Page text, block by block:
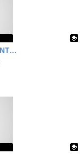
PRESENT SIMPLE AND CONTINUOUS